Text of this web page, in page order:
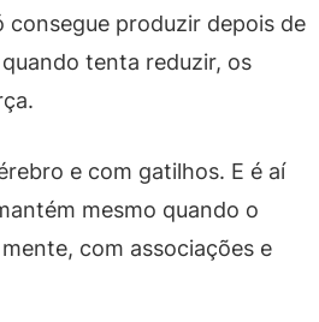
consegue produzir depois de
tenta reduzir, os
e com gatilhos. E é aí
mesmo quando o
com associações e